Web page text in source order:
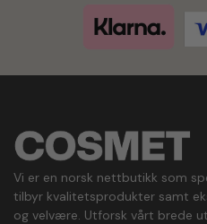
Vi er en norsk nettbutikk som
tilbyr kvalitetsprodukter samt
og velvære. Utforsk vårt brede